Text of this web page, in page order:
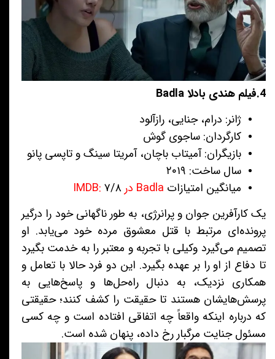
4.فیلم هندی بادلا Badla
ژانر: درام، جنایی، رازآلود
کارگردان: ساجوی گوش
بازیگران: آمیتاب باچان، آمریتا سینگ و تاپسی پانو
سال ساخت: ۲۰۱۹
میانگین امتیازات
۷/۸
یک کارآفرین جوان و پرانرژی، به طور ناگهانی خود را درگیر
پرونده‌ای مرتبط با قتل معشوق مرده خود می‌یابد. او
تصمیم می‌گیرد وکیلی با تجربه و معتبر را به خدمت بگیرد
تا دفاع از او را بر عهده بگیرد. این دو فرد حالا با تعامل و
همکاری نزدیک، به دنبال راه‌حل‌ها و پاسخ‌هایی به
پرسش‌هایشان هستند تا حقیقت را کشف کنند؛ حقیقتی
که درباره اینکه واقعاً چه اتفاقی افتاده است و چه کسی
مسئول جنایت مرگبار رخ داده، پنهان شده است.